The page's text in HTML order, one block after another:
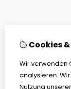
Cookies
Wir verwenden
analysieren.
Nutzung